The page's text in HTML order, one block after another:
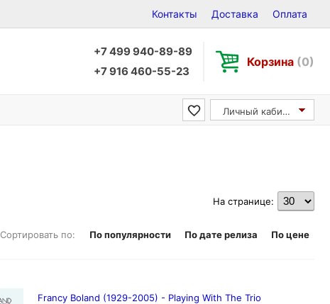
Контакты Доставка Оплата
+7 499 940-89-89
+7 916 460-55-23
Корзина (0)
Личный кабинет
На странице:
Сортировать по: По популярности По дате релиза По цене
Francy Boland (1929-2005) - Playing With The Trio